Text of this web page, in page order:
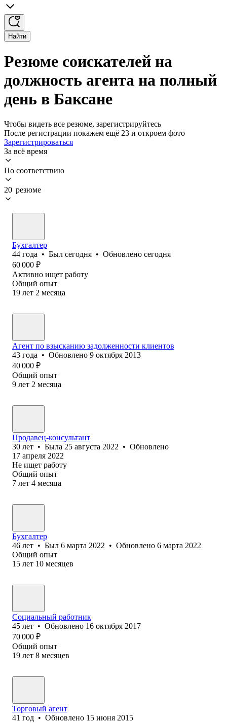
Найти
Резюме соискателей на
должность агента на полный
день в Баксане
Чтобы видеть все резюме, зарегистрируйтесь
После регистрации покажем ещё 23 и откроем фото
Зарегистрироваться
За всё время
По соответствию
20 резюме
Бухгалтер
44 года • Был сегодня • Обновлено сегодня
60 000 ₽
Активно ищет работу
Общий опыт
19 лет 2 месяца
Агент по взысканию задолженности клиентов
43 года • Обновлено 9 октября 2013
40 000 ₽
Общий опыт
9 лет 2 месяца
Продавец-консультант
30 лет • Была 25 августа 2022 • Обновлено
17 апреля 2022
Не ищет работу
Общий опыт
7 лет 4 месяца
Бухгалтер
46 лет • Был 6 марта 2022 • Обновлено 6 марта 2022
Общий опыт
15 лет 10 месяцев
Социальный работник
45 лет • Обновлено 16 октября 2017
70 000 ₽
Общий опыт
19 лет 8 месяцев
Торговый агент
41 год • Обновлено 15 июня 2015